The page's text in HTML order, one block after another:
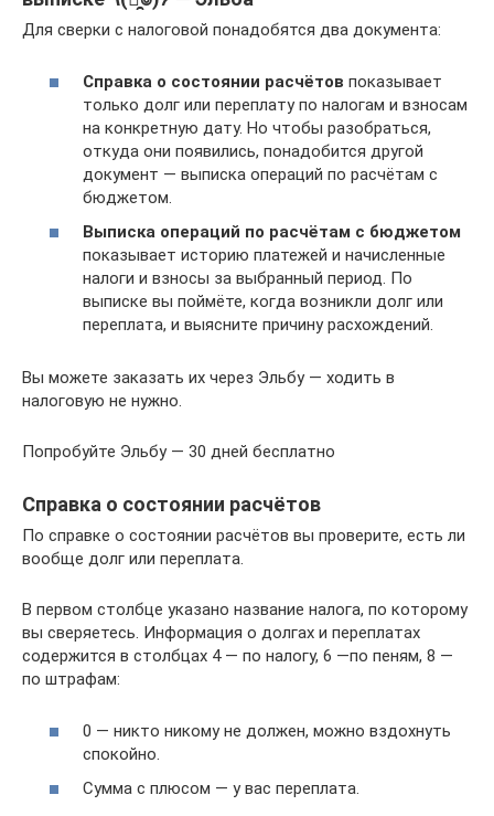
Для сверки с налоговой понадобятся два документа:
Справка о состоянии расчётов показывает
только долг или переплату по налогам и взносам
на конкретную дату. Но чтобы разобраться,
откуда они появились, понадобится другой
документ — выписка операций по расчётам с
бюджетом.
Выписка операций по расчётам с бюджетом
показывает историю платежей и начисленные
налоги и взносы за выбранный период. По
выписке вы поймёте, когда возникли долг или
переплата, и выясните причину расхождений.
Вы можете заказать их через Эльбу — ходить в
налоговую не нужно.
Попробуйте Эльбу — 30 дней бесплатно
Справка о состоянии расчётов
По справке о состоянии расчётов вы проверите, есть ли
вообще долг или переплата.
В первом столбце указано название налога, по которому
вы сверяетесь. Информация о долгах и переплатах
содержится в столбцах 4 — по налогу, 6 —по пеням, 8 —
по штрафам:
0 — никто никому не должен, можно вздохнуть
спокойно.
Сумма с плюсом — у вас переплата.